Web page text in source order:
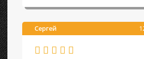
Сергей